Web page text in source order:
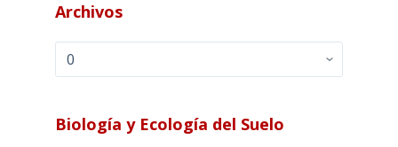
Archivos
Archivos
Biología y Ecología del Suelo